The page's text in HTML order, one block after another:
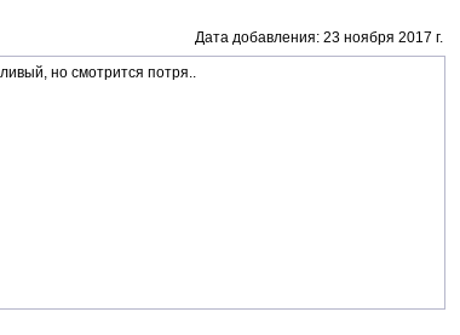
Дата добавления: 23 ноября 2017 г.
но смотрится потря..